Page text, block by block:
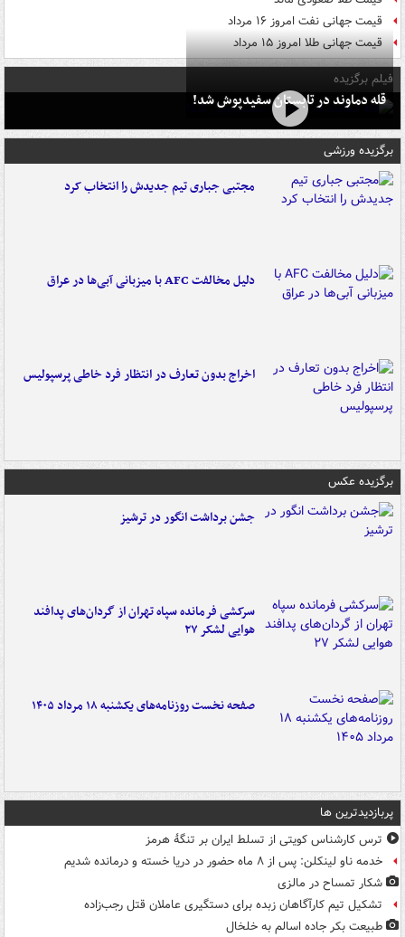
قیمت جهانی نفت امروز ۱۶ مرداد
قیمت جهانی طلا امروز ۱۵ مرداد
فیلم برگزیده
قله دماوند در تابستان سفیدپوش شد!
برگزیده ورزشی
مجتبی جباری تیم جدیدش را انتخاب کرد
دلیل مخالفت AFC با میزبانی آبی‌ها در عراق
اخراج بدون تعارف در انتظار فرد خاطی پرسپولیس
برگزیده عکس
جشن برداشت انگور در ترشیز
سرکشی فرمانده سپاه تهران از گردان‌های پدافند
هوایی لشکر ۲۷
صفحه نخست روزنامه‌های یکشنبه ۱۸ مرداد ۱۴۰۵
پربازدیدترین ها
ترس کارشناس کویتی از تسلط ایران بر تنگۀ هرمز
خدمه ناو لینکلن: پس از ۸ ماه حضور در دریا خسته و درمانده‌ شدیم
شکار تمساح در مالزی
تشکیل تیم کارآگاهان زبده برای دستگیری عاملان قتل رجب‌زاده
طبیعت بکر جاده اسالم به خلخال